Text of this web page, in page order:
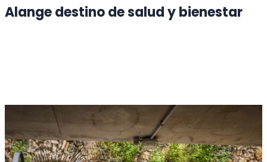
Alange destino de salud y bienestar